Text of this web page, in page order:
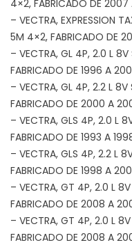
4×2, FABRICADO DE 2007
– VECTRA, EXPRESSION
5M 4×2, FABRICADO DE
– VECTRA, GL 4P, 2.0 L
FABRICADO DE 1996 A
– VECTRA, GL 4P, 2.2 L
FABRICADO DE 2000 A
– VECTRA, GLS 4P, 2.0 L
FABRICADO DE 1993 A
– VECTRA, GLS 4P, 2.2 L
FABRICADO DE 1998 A
– VECTRA, GT 4P, 2.0 L
FABRICADO DE 2008 A
– VECTRA, GT 4P, 2.0 L
FABRICADO DE 2008 A